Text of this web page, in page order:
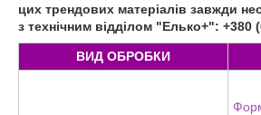
цих трендових матеріалів завжди
з технічним відділом "Елько+": +380
ВИД ОБРОБКИ